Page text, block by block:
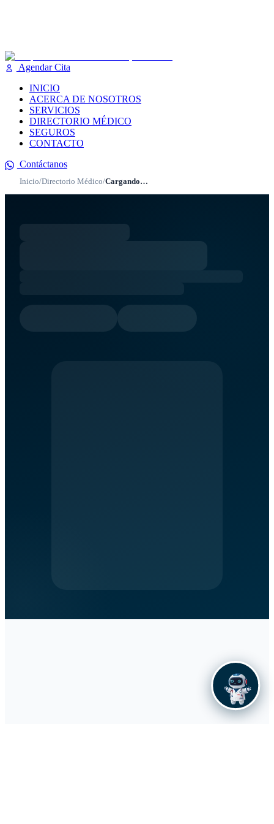
Agendar Cita
INICIO
ACERCA DE NOSOTROS
SERVICIOS
DIRECTORIO MÉDICO
SEGUROS
CONTACTO
Contáctanos
Inicio/Directorio Médico/Cargando…